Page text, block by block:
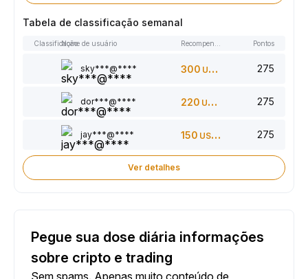
Tabela de classificação semanal
ClassificaçãoNome de usuário Pontos
sky***@**** 300 USDT 275
dor***@**** 220 USDT 275
jay***@**** 150 USDT 275
Ver detalhes
Pegue sua dose diária informações
sobre cripto e trading
Sem spams. Apenas muito conteúdo de